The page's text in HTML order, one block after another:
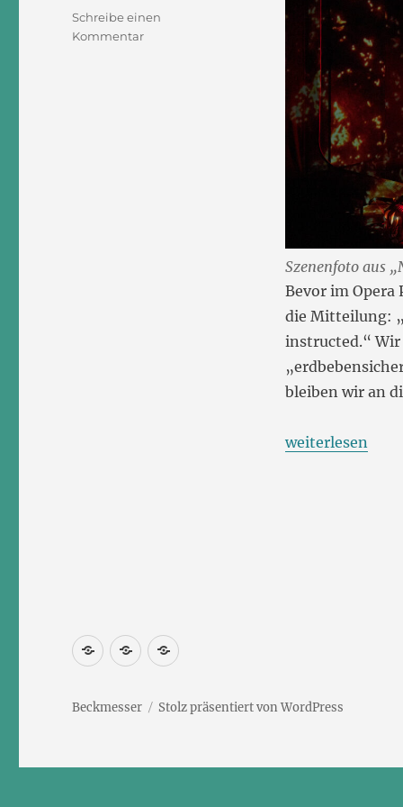
Szenenfoto aus
Bevor im Opera
die Mitteilung:
instructed.“
bleiben wir an
„Natasha auf
weiterlesen
Schreibe einen
Kommentarzu
Newsletter
KontaktImpressum
Beckmesser Stolz präsentiert von WordPress